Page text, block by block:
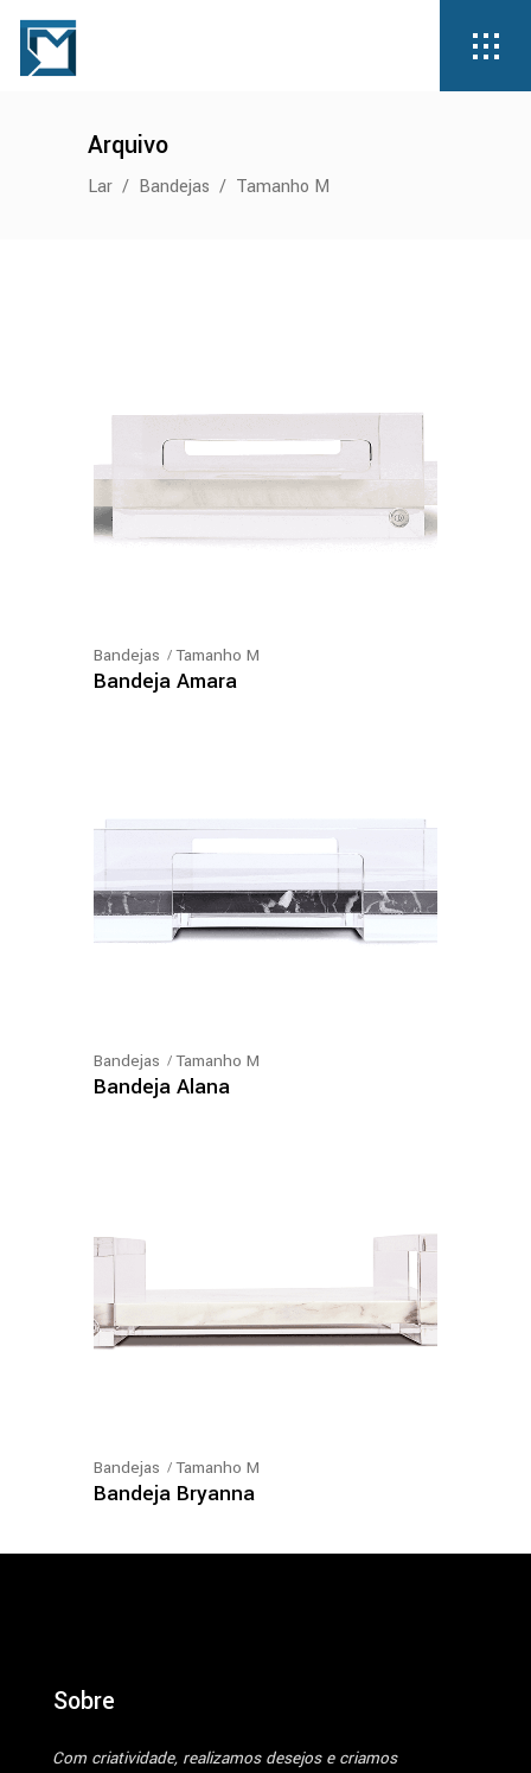
Arquivo
Lar / Bandejas / Tamanho M
Bandejas Tamanho M
Bandeja Amara
Bandejas Tamanho M
Bandeja Alana
Bandejas Tamanho M
Bandeja Bryanna
Sobre
Com criatividade, realizamos desejos e criamos